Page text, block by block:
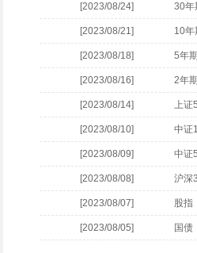
[2023/08/24] 30年
[2023/08/21] 10年
[2023/08/18] 5年
[2023/08/16] 2年
[2023/08/14] 上证
[2023/08/10] 中证
[2023/08/09] 中证
[2023/08/08] 沪深
[2023/08/07] 股指
[2023/08/05] 国债